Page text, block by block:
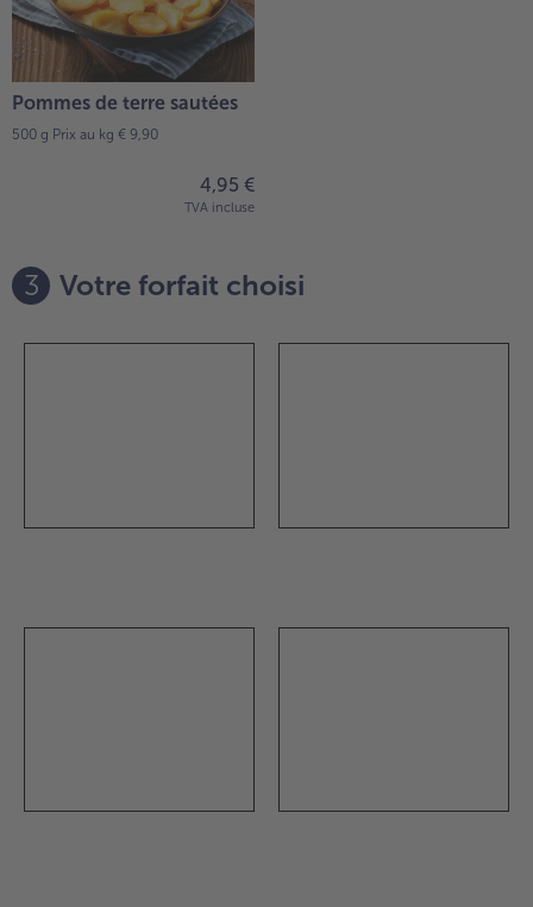
Pommes de terre sautées
500 g Prix au kg € 9,90
4,95 €
TVA incluse
3 Votre forfait choisi